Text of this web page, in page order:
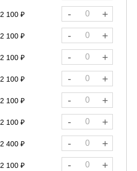
2 100 ₽ - +
2 100 ₽ - +
2 100 ₽ - +
2 100 ₽ - +
2 100 ₽ - +
2 100 ₽ - +
2 400 ₽ - +
2 100 ₽ - +